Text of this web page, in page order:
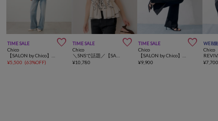
TIME SALE 
Chico
¥5,500 (63%OFF)
TIME SALE 
Chico
¥10,780
TIME SALE 
Chico
¥9,900
WEB
Chico
¥